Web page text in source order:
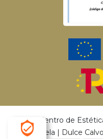
© 2026 Centro de
Compostela | Dulce